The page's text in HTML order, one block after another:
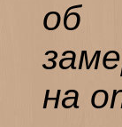
об
на